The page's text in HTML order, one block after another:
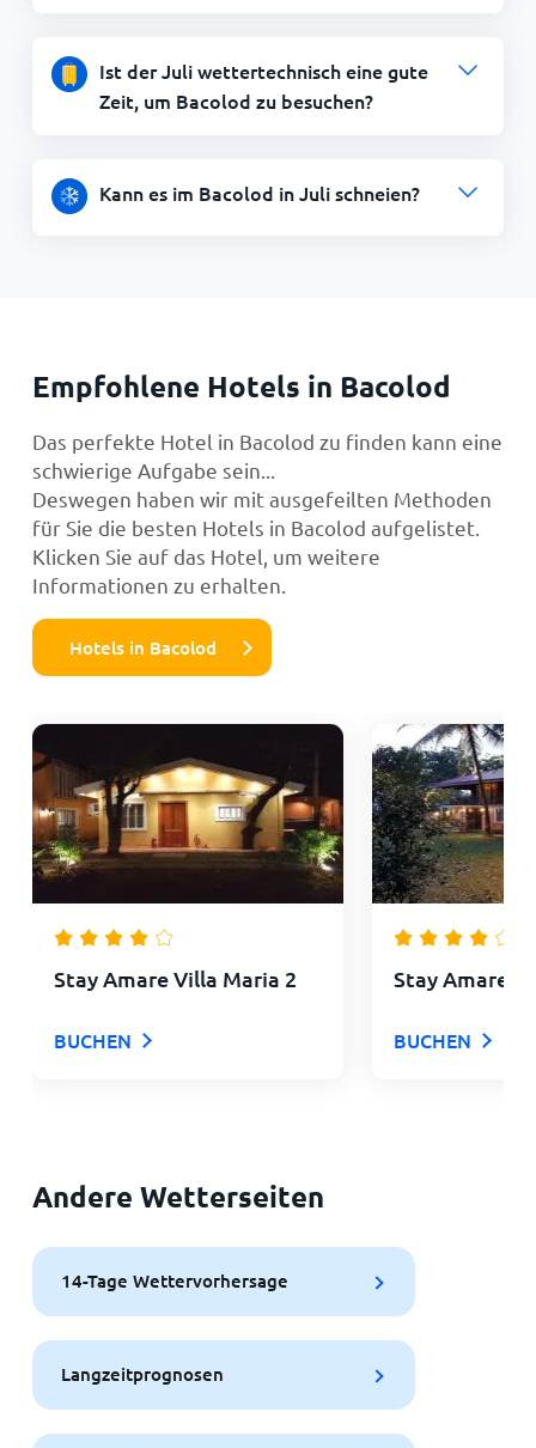
Ist der Juli wettertechnisch eine gute
Zeit, um Bacolod zu besuchen?
Kann es im Bacolod in Juli schneien?
Empfohlene Hotels in Bacolod
Das perfekte Hotel in Bacolod zu finden kann eine
schwierige Aufgabe sein...
Deswegen haben wir mit ausgefeilten Methoden
für Sie die besten Hotels in Bacolod aufgelistet.
Klicken Sie auf das Hotel, um weitere
Informationen zu erhalten.
Hotels in Bacolod
Stay Amare Villa Maria 2
BUCHEN
Stay Amare
BUCHEN
Andere Wetterseiten
14-Tage Wettervorhersage
Langzeitprognosen